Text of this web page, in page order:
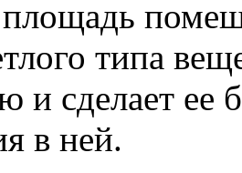
типа
и сделает ее
в ней.